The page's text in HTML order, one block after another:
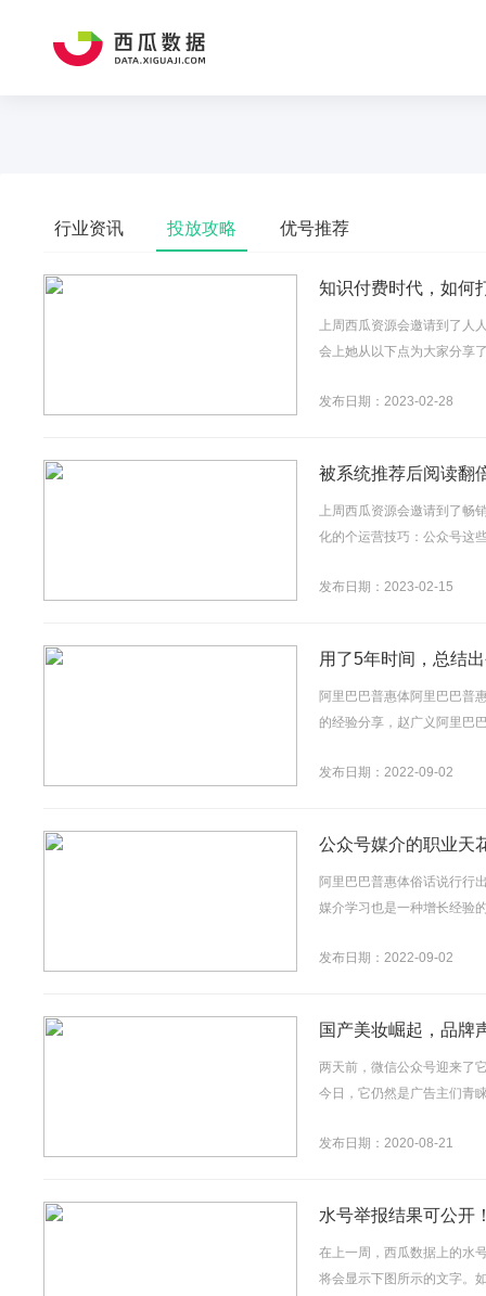
行业资讯 投放攻略 优号推荐
知识付费时代，如何
上周西瓜资源会邀请到了
会上她从以下点为大家分享
发布日期：2023-02-28
被系统推荐后阅读翻
上周西瓜资源会邀请到了
化的个运营技巧：公众号这
发布日期：2023-02-15
用了5年时间，总结
阿里巴巴普惠体阿里巴巴普
的经验分享，赵广义阿里巴
发布日期：2022-09-02
公众号媒介的职业天
阿里巴巴普惠体俗话说行行
媒介学习也是一种增长经验
发布日期：2022-09-02
国产美妆崛起，品牌
两天前，微信公众号迎来了
今日，它仍然是广告主们青
发布日期：2020-08-21
水号举报结果可公开
在上一周，西瓜数据上的水
将会显示下图所示的文字。